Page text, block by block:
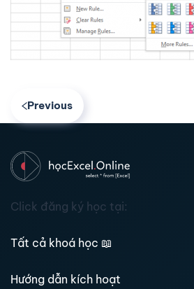
Previous
Click đăng ký học tại:
Tất cả khoá học 📖
Hướng dẫn kích hoạt